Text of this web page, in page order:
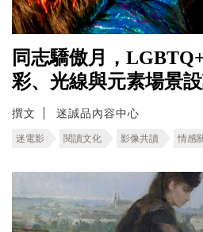
同志驕傲月，
彩、光線與元素場景
撰文 迷誠品內容中心
迷電影 閱讀文化 影像共讀 情感